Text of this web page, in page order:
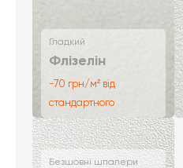
Гладкий
Флізелін
-70 грн/м² від
стандартного
Безшовні шпалери